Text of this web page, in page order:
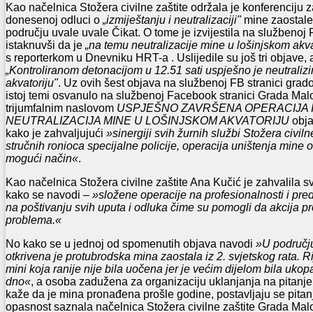
Kao načelnica Stožera civilne zaštite održala je konferenciju
donesenoj odluci o „izmiještanju i neutralizaciji"mine
području uvale uvale Čikat. O tome je izvijestila na službenoj
istaknuvši da je „na temu neutralizacije mine u lošinjskom
s reporterkom u Dnevniku HRT-a . Uslijedile su još tri objave,
„Kontroliranom detonacijom u 12.51 sati uspješno je
akvatoriju". Uz ovih šest objava na službenoj FB stranici
istoj temi osvanulo na službenoj Facebook stranici Grada
trijumfalnim naslovom USPJEŠNO ZAVRŠENA OPERACIJA
NEUTRALIZACIJA MINE U LOŠINJSKOM AKVATORIJU
kako je zahvaljujući »sinergiji svih žurnih službi Stožera
stručnih ronioca specijalne policije, operacija uništenja mine
mogući način«.
Kao načelnica Stožera civilne zaštite Ana Kučić je zahvalila
kako se navodi – »složene operacije na profesionalnosti i
na poštivanju svih uputa i odluka čime su pomogli da akcija
problema.«
No kako se u jednoj od spomenutih objava navodi »U
otkrivena je protubrodska mina zaostala iz 2. svjetskog rata.
mini koja ranije nije bila uočena jer je većim dijelom bila
dno«, a osoba zadužena za organizaciju uklanjanja na
kaže da je mina pronađena prošle godine, postavljaju se
opasnost saznala načelnica Stožera civilne zaštite Grada